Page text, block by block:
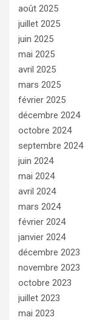
août 2025
juillet 2025
juin 2025
mai 2025
avril 2025
mars 2025
février 2025
décembre 2024
octobre 2024
septembre 2024
juin 2024
mai 2024
avril 2024
mars 2024
février 2024
janvier 2024
décembre 2023
novembre 2023
octobre 2023
juillet 2023
mai 2023